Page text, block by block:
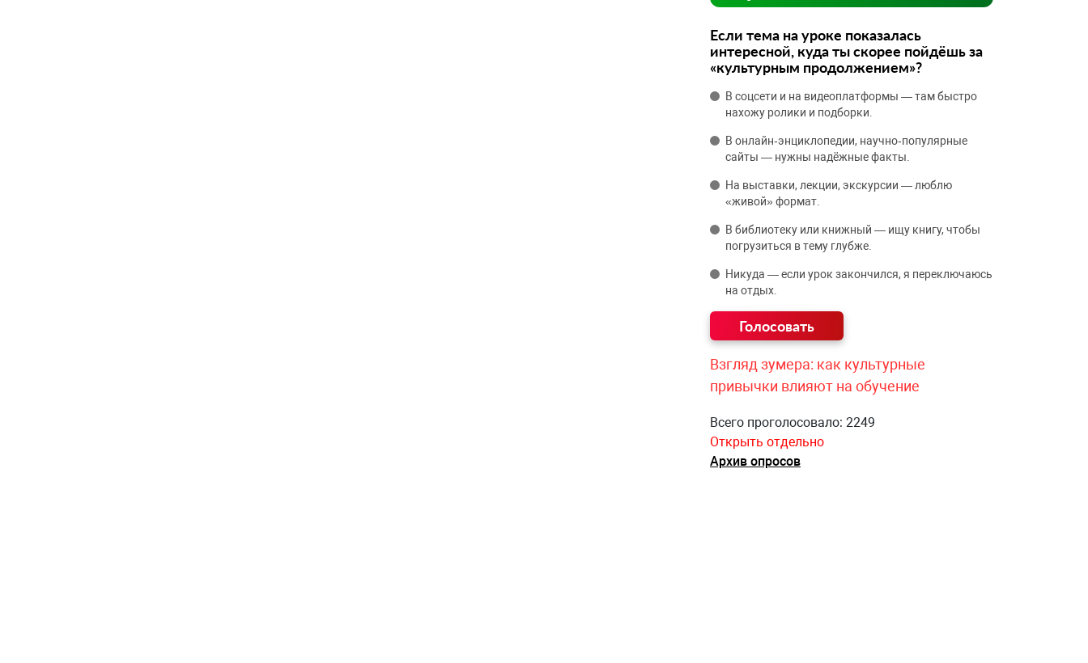
Если тема на уроке показалась
интересной, куда ты скорее пойдёшь за
«культурным продолжением»?
В соцсети и на видеоплатформы — там быстро
нахожу ролики и подборки.
В онлайн‑энциклопедии, научно‑популярные
сайты — нужны надёжные факты.
На выставки, лекции, экскурсии — люблю
«живой» формат.
В библиотеку или книжный — ищу книгу, чтобы
погрузиться в тему глубже.
Никуда — если урок закончился, я переключаюсь
на отдых.
Взгляд зумера: как культурные
привычки влияют на обучение
Всего проголосовало: 2249
Открыть отдельно
Архив опросов